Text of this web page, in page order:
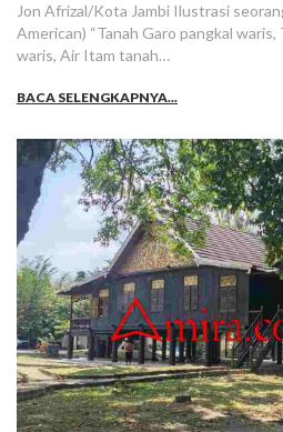
Jon Afrizal/Kota Jambi Ilustrasi
American) “Tanah Garo pangkal
waris, Air Itam tanah…
BACA SELENGKAPNYA...